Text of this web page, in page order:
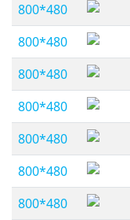
800*480
800*480
800*480
800*480
800*480
800*480
800*480